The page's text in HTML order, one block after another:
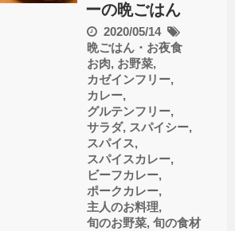
ーの晩ごはん
2020/05/14
晩ごはん・お夜食
お肉, お野菜,
カゼインフリー,
カレー,
グルテンフリー,
サラダ, スパイシー,
スパイス,
スパイスカレー,
ビーフカレー,
ポークカレー,
主人のお料理,
旬のお野菜, 旬の食材